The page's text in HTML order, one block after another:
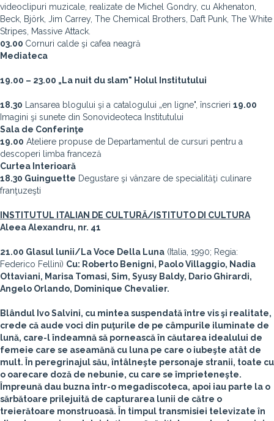
videoclipuri muzicale, realizate de Michel Gondry, cu Akhenaton,
Beck, Björk, Jim Carrey, The Chemical Brothers, Daft Punk, The White
Stripes, Massive Attack.
03.00 Cornuri calde şi cafea neagră
Mediateca
19.00 – 23.00 „La nuit du slam" Holul Institutului
18.30 Lansarea blogului şi a catalogului „en ligne", înscrieri 19.00
Imagini şi sunete din Sonovideoteca Institutului
Sala de Conferinţe
19.00 Ateliere propuse de Departamentul de cursuri pentru a
descoperi limba franceză
Curtea Interioară
18.30 Guinguette Degustare şi vânzare de specialităţi culinare
franţuzeşti
INSTITUTUL ITALIAN DE CULTURĂ/ISTITUTO DI CULTURA
Aleea Alexandru, nr. 41
21.00 Glasul lunii/La Voce Della Luna (Italia, 1990; Regia:
Federico Fellini) Cu: Roberto Benigni, Paolo Villaggio, Nadia
Ottaviani, Marisa Tomasi, Sim, Syusy Baldy, Dario Ghirardi,
Angelo Orlando, Dominique Chevalier.
Blândul Ivo Salvini, cu mintea suspendată între vis şi realitate,
crede că aude voci din puţurile de pe câmpurile iluminate de
lună, care-l îndeamnă să pornească în căutarea idealului de
femeie care se aseamănă cu luna pe care o iubeşte atât de
mult. În peregrinajul său, întâlneşte personaje stranii, toate cu
o oarecare doză de nebunie, cu care se împrieteneşte.
Împreună dau buzna într-o megadiscoteca, apoi iau parte la o
sărbătoare prilejuită de capturarea lunii de către o
treierătoare monstruoasă. În timpul transmisiei televizate în